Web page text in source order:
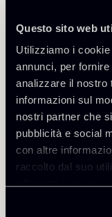
Questo sito web
Utilizziamo i
annunci, per
analizzare il nostro
informazioni sul
nostri partner che
pubblicità e social
con altre
raccolto dal suo
informativa
Energy and
Public Law,